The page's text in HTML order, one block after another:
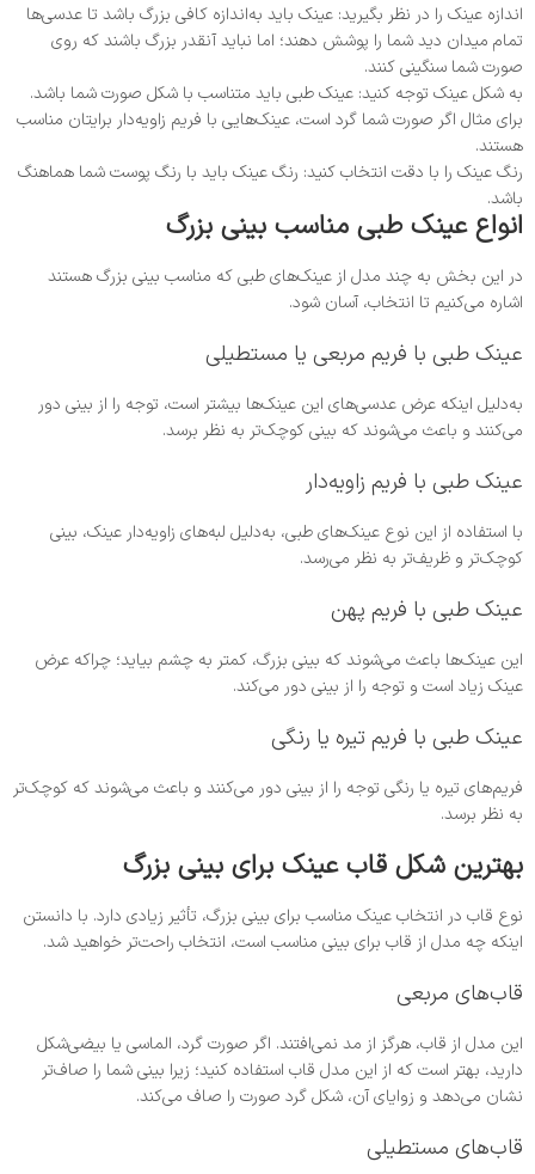
اندازه عینک را در نظر بگیرید: عینک باید به‌اندازه کافی بزرگ باشد تا عدسی‌ها
تمام میدان دید شما را پوشش دهند؛ اما نباید آنقدر بزرگ باشند که روی
صورت شما سنگینی کنند.
به شکل عینک توجه کنید: عینک طبی باید متناسب با شکل صورت شما باشد.
برای مثال اگر صورت شما گرد است، عینک‌هایی با فریم زاویه‌دار برایتان مناسب
هستند.
رنگ عینک را با دقت انتخاب کنید: رنگ عینک باید با رنگ پوست شما هماهنگ
باشد.
انواع عینک طبی مناسب بینی بزرگ
در این بخش به چند مدل از عینک‌های طبی که مناسب بینی بزرگ هستند
اشاره می‌کنیم تا انتخاب، آسان شود.
عینک طبی با فریم مربعی یا مستطیلی
به‌دلیل اینکه عرض عدسی‌های این عینک‌ها بیشتر است، توجه را از بینی دور
می‌کنند و باعث می‌شوند که بینی کوچک‌تر به نظر برسد.
عینک طبی با فریم زاویه‌دار
با استفاده از این نوع عینک‌های طبی، به‌دلیل لبه‌های زاویه‌دار عینک، بینی
کوچک‌تر و ظریف‌تر به ‌نظر می‌رسد.
عینک طبی با فریم پهن
این عینک‌ها باعث می‌شوند که بینی بزرگ، کمتر به چشم بیاید؛ چراکه عرض
عینک زیاد است و توجه را از بینی دور می‌کند.
عینک طبی با فریم تیره یا رنگی
فریم‌های تیره یا رنگی توجه را از بینی دور می‌کنند و باعث می‌شوند که کوچک‌تر
به ‌نظر برسد.
بهترین شکل‌ قاب عینک برای بینی بزرگ
نوع قاب در انتخاب عینک مناسب برای بینی بزرگ، تأثیر زیادی دارد. با دانستن
اینکه چه مدل از قاب برای بینی مناسب است، انتخاب راحت‌تر خواهید شد.
قاب‌های مربعی
این مدل از قاب، هرگز از مد نمی‌افتند. اگر صورت گرد، الماسی یا بیضی‌شکل
دارید، بهتر است که از این مدل قاب استفاده کنید؛ زیرا بینی شما را صاف‌تر
نشان می‌دهد و زوایای آن، شکل گرد صورت را صاف می‌کند.
قاب‌های مستطیلی